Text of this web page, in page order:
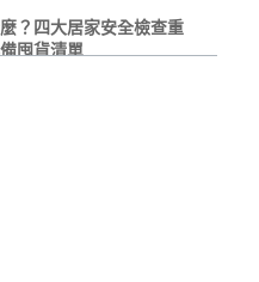
？四大居家安全檢查重
囤貨清單